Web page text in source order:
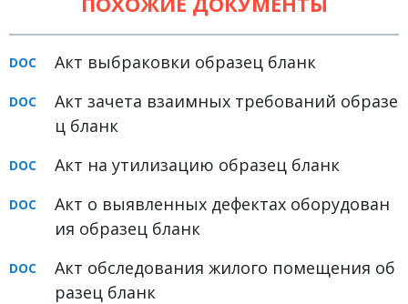
Акт выбраковки образец бланк
Акт зачета взаимных требований образе
ц бланк
Акт на утилизацию образец бланк
Акт о выявленных дефектах оборудован
ия образец бланк
Акт обследования жилого помещения об
разец бланк
Медицинское право
Налоговое право
Семейное право
Уголовное право
Финансовое право
Юридические новости